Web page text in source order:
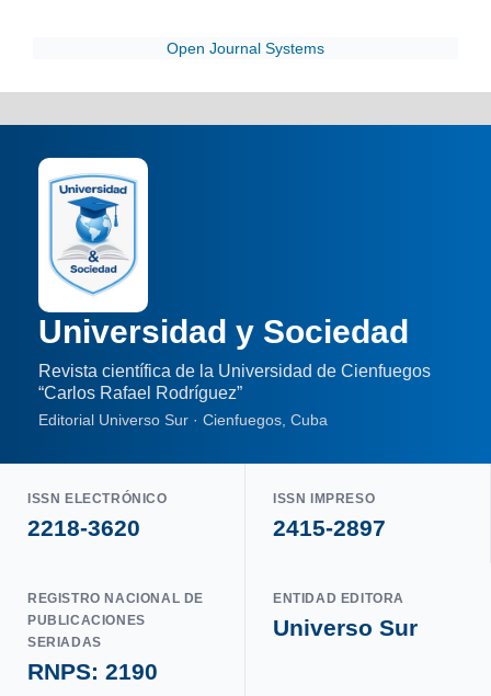
Open Journal Systems
Universidad y Sociedad
Revista científica de la Universidad de Cienfuegos
“Carlos Rafael Rodríguez”
Editorial Universo Sur · Cienfuegos, Cuba
ISSN ELECTRÓNICO
2218-3620
ISSN IMPRESO
2415-2897
REGISTRO NACIONAL DE
PUBLICACIONES
SERIADAS
RNPS: 2190
ENTIDAD EDITORA
Universo Sur